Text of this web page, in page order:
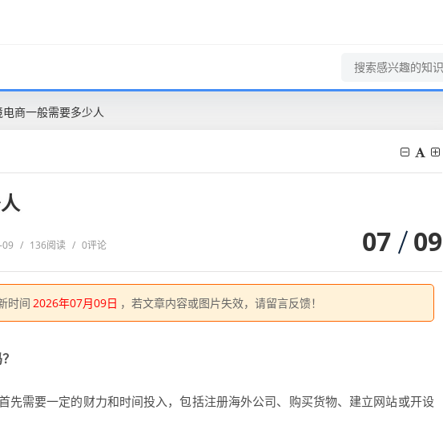
电商一般需要多少人
/ 136阅读 / 0评论 07 09
时间 2026年07月09日 ，若文章内容或图片失效，请留言反馈！
先需要一定的财力和时间投入，包括注册海外公司、购买货物、建立网站或开设